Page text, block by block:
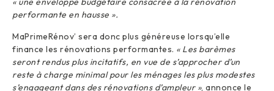
performante en hausse ».
MaPrimeRénov’ sera donc plus généreuse lorsqu’elle
finance les rénovations performantes. « Les barèmes
seront rendus plus incitatifs, en vue de s’approcher d’un
reste à charge minimal pour les ménages les plus modestes
s’engageant dans des rénovations d’ampleur », annonce le